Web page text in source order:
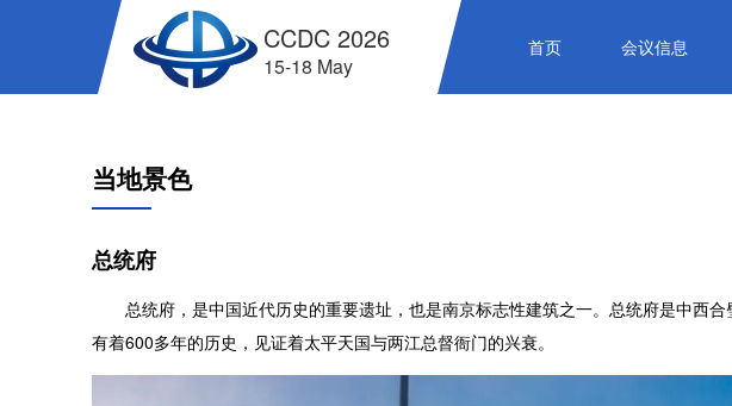
CCDC 2026
15-18 May
首页 会议信息
当地景色
总统府
总统府，是中国近代历史的重要遗址，也是南京标志性建筑之一。总统府是中西合
有着600多年的历史，见证着太平天国与两江总督衙门的兴衰。